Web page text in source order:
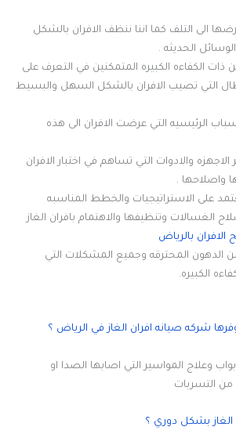
الى التلف كما اننا ننظف الافران بالشكل
الحديثه .
ذات الكفاءه الكبيره المتمكنين في التعرف على
التي تصيب الافران بالشكل السهل والبسيط
الرئيسيه التي عرضت الافران الى هذه
الاجهزه والادوات التي تساهم في اختبار الافران
واصلاحها .
على الاستراتيجيات والخطط المناسبه
الغسالات وتنظيفها والاهتمام بافران الغاز
الافران بالرياض
الدهون المحترقه وجميع المشكلات التي
الكبيره.
شركه صيانه افران الغاز في الرياض ؟
وعلاج المواسير التي اصابها الصدا او
من التسربات
الغاز بشكل دوري ؟